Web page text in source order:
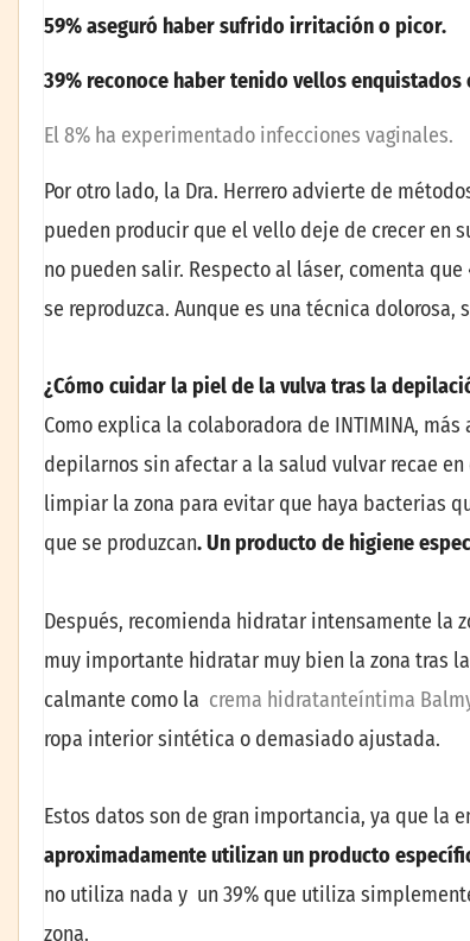
59%aseguró haber sufrido irritación o picor.
39% reconoce haber tenido vellos
El 8% ha experimentado infecciones vaginales.
Por otro lado, la Dra. Herrero advierte de
pueden producir que el vello deje de crecer en
no pueden salir. Respecto al láser, comenta
se reproduzca. Aunque es una técnica
¿Cómo cuidar la piel de lavulva tras la depilaci
Como explica la colaboradora de INTIMINA,
depilarnos sin afectar a la salud vulvar recae
limpiar la zona para evitar que haya bacterias
que se produzcan. Un producto de higiene espec
Después, recomienda hidratar intensamente la
muy importante hidratar muy bien la zona tras
calmante como la crema hidratanteíntima
ropa interior sintética o demasiado ajustada.
Estos datos son de gran importancia, ya que la
aproximadamente utilizan un producto especí
no utiliza nada y un 39% que utiliza
zona.